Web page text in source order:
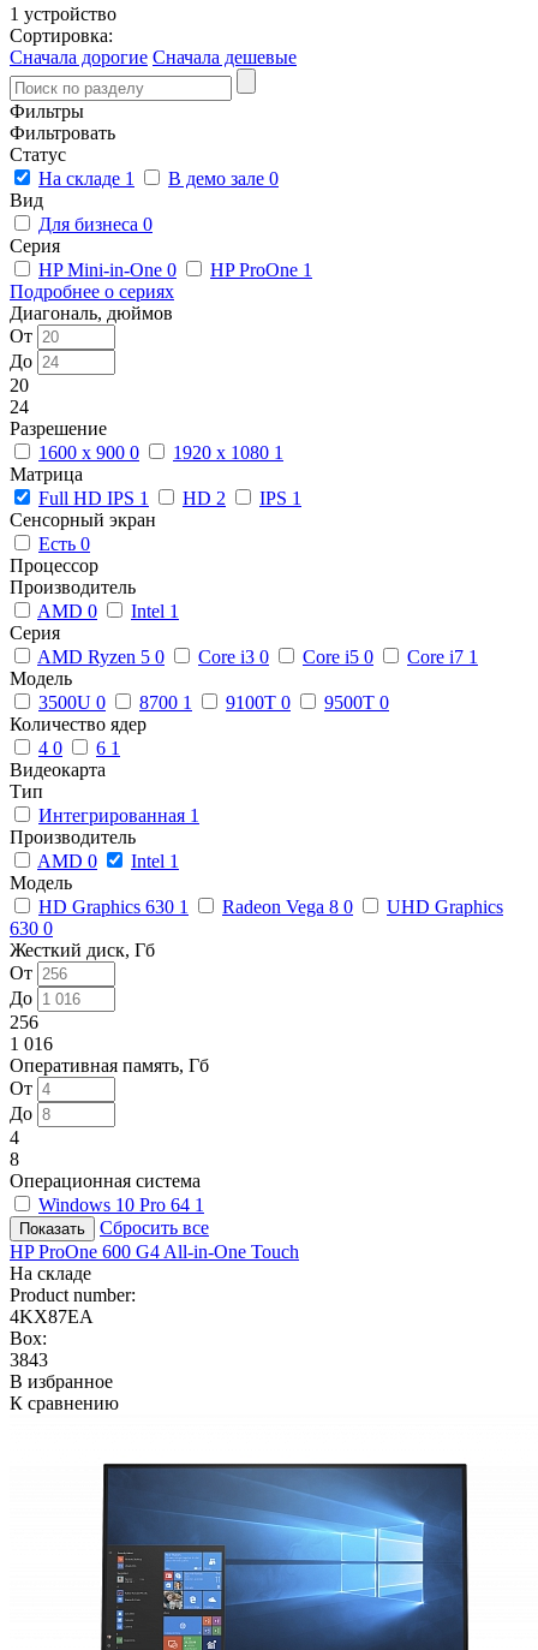
1 устройство
Сортировка:
Сначала дорогие Сначала дешевые
Фильтры
Фильтровать
Статус
На складе 1 В демо зале 0
Вид
Для бизнеса 0
Серия
HP Mini-in-One 0 HP ProOne 1
Подробнее о сериях
Диагональ, дюймов
От
До
20
24
Разрешение
1600 x 900 0 1920 x 1080 1
Матрица
Full HD IPS 1 HD 2 IPS 1
Сенсорный экран
Есть 0
Процессор
Производитель
AMD 0 Intel 1
Серия
AMD Ryzen 5 0 Core i3 0 Core i5 0 Core i7 1
Модель
3500U 0 8700 1 9100T 0 9500T 0
Количество ядер
4 0 6 1
Видеокарта
Тип
Интегрированная 1
Производитель
AMD 0 Intel 1
Модель
HD Graphics 630 1 Radeon Vega 8 0
UHD Graphics
630 0
Жесткий диск, Гб
От
До
256
1 016
Оперативная память, Гб
От
До
4
8
Операционная система
Windows 10 Pro 64 1
Сбросить все
HP ProOne 600 G4 All-in-One Touch
На складе
Product number:
4KX87EA
Box:
3843
В избранное
К сравнению